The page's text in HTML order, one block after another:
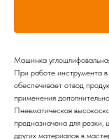
Машинка
При работе инструмента
обеспечивает отвод
применения
Пневматическая
предназначена для резки,
других материалов в